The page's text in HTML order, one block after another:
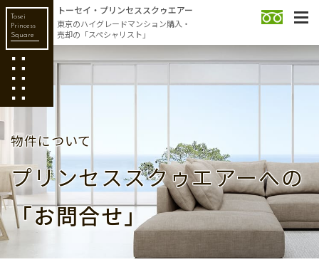
Tosei
Princess
Square
トーセイ・プリンセススクゥエアー
東京のハイグレードマンション購入・
売却の「スペシャリスト」
物件について
プリンセススクゥエアーへの
「お問合せ」